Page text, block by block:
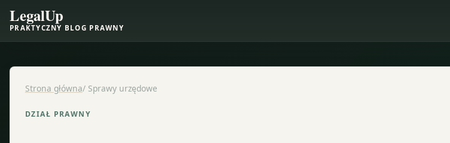
LegalUp
PRAKTYCZNY BLOG PRAWNY
Strona główna/ Sprawy urzędowe
DZIAŁ PRAWNY